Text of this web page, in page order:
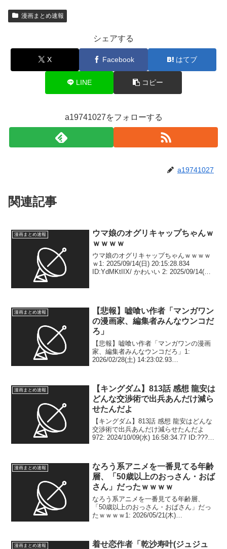
漫画まとめ速報
シェアする
X Facebook はてブ
LINE コピー
a19741027をフォローする
a19741027
関連記事
漫画まとめ速報
ウマ娘のオグリキャップちゃんｗ
ｗｗｗｗ
ウマ娘のオグリキャップちゃんｗｗｗｗ
ｗ1: 2025/09/14(日) 20:15:28.834
ID:YdMKtIIX/ かわいい 2: 2025/09/14(日)
漫画まとめ速報
【悲報】嘘喰い作者「マンガワン
の漫画家、編集者みんなウンコだ
ろ」
【悲報】嘘喰い作者「マンガワンの漫画
家、編集者みんなウンコだろ」1:
2026/02/28(土) 14:23:02.93
漫画まとめ速報
【キングダム】813話 感想 龍安は
どんな交渉術で出兵あんだけ減ら
せたんだよ
【キングダム】813話 感想 龍安はどんな
交渉術で出兵あんだけ減らせたんだよ
972: 2024/10/09(水) 16:58:34.77 ID:???0
されそうになっ...
漫画まとめ速報
なろう系アニメを一番見てる年齢
層、「50歳以上のおっさん・おば
さん」だったｗｗｗｗ
なろう系アニメを一番見てる年齢層、
「50歳以上のおっさん・おばさん」だっ
たｗｗｗｗ1: 2026/05/21(木)
TVデータが証明…傾向と要因...
漫画まとめ速報
着せ恋作者「乾沙寿叶(ジュジュ